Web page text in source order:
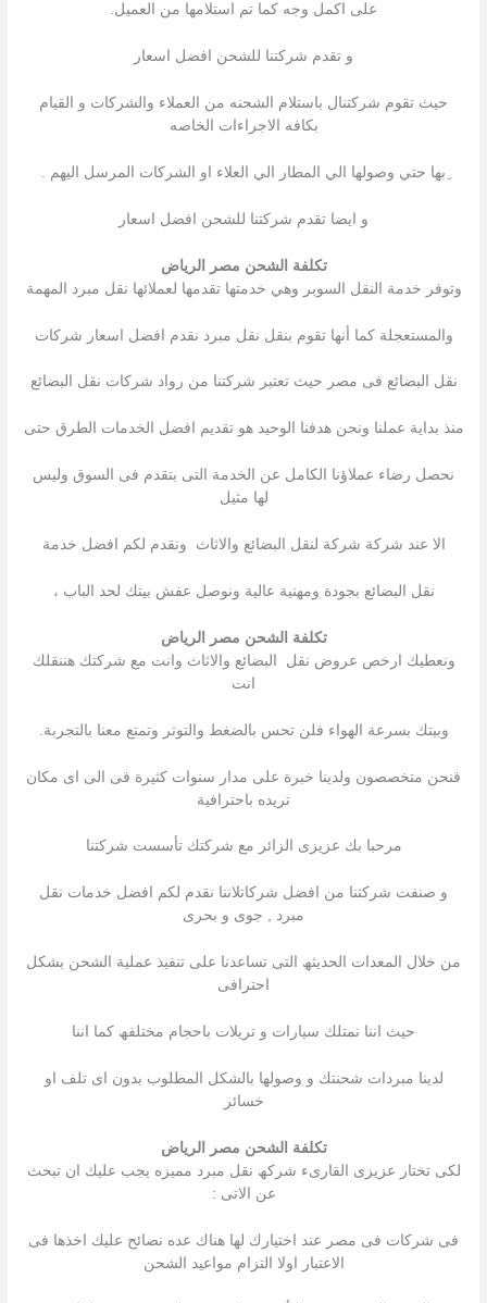
على اكمل وجه كما تم استلامها من العميل.
و تقدم شركتنا للشحن افضل اسعار
حيث تقوم شركتنال باستلام الشحنه من العملاء والشركات و القيام
بكافه الاجراءات الخاصه
ِبها حتي وصولها الي المطار الي العلاء او الشركات المرسل اليهم .
و ايضا تقدم شركتنا للشحن افضل اسعار
تكلفة الشحن مصر الرياض
وتوفر خدمة النقل السوبر وهي خدمتها تقدمها لعملائها نقل مبرد المهمة
والمستعجلة كما أنها تقوم بنقل نقل مبرد نقدم افضل اسعار شركات
نقل البضائع فى مصر حيث تعتبر شركتنا من رواد شركات نقل البضائع
منذ بداية عملنا ونحن هدفنا الوحيد هو تقديم افضل الخدمات الطرق حتى
نحصل رضاء عملاؤنا الكامل عن الخدمة التى بتقدم فى السوق وليس
لها مثيل
الا عند شركة شركة لنقل البضائع والاثاث ونقدم لكم افضل خدمة
نقل البضائع بجودة ومهنية عالية ونوصل عفش بيتك لحد الباب ،
تكلفة الشحن مصر الرياض
ونعطيك ارخص عروض نقل البضائع والاثاث وانت مع شركتك هننقلك
انت
وبيتك بسرعة الهواء فلن تحس بالضغط والتوتر وتمتع معنا بالتجربة.
فنحن متخصصون ولدينا خبرة على مدار سنوات كثيرة فى الى اى مكان
تريده باحترافية
مرحبا بك عزیزى الزائر مع شركتك تأسست شركتنا
و صنفت شركتنا من افضل شركاتلاننا نقدم لكم افضل خدمات نقل
مبرد , جوى و بحرى
من خلال المعدات الحدیثھ التى تساعدنا على تنفیذ عملیة الشحن بشكل
احترافى
حیث اننا نمتلك سیارات و تریلات باحجام مختلفھ كما اننا
لدینا مبردات شحنتك و وصولھا بالشكل المطلوب بدون اى تلف او
خسائر
تكلفة الشحن مصر الرياض
لكى تختار عزیزى القارىء شركھ نقل مبرد ممیزه یجب علیك ان تبحث
عن الاتى :
فى شركات فى مصر عند اختیارك لھا ھناك عده نصائح علیك اخذھا فى
الاعتبار اولا التزام مواعید الشحن